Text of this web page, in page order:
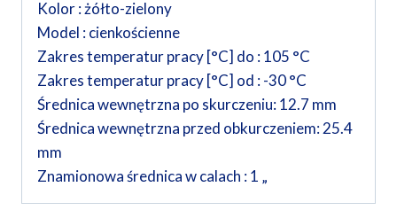
Kolor : żółto-zielony
Model : cienkościenne
Zakres temperatur pracy [°C] do : 105 °C
Zakres temperatur pracy [°C] od : -30 °C
Średnica wewnętrzna po skurczeniu: 12.7 mm
Średnica wewnętrzna przed obkurczeniem: 25.4
mm
Znamionowa średnica w calach : 1 „